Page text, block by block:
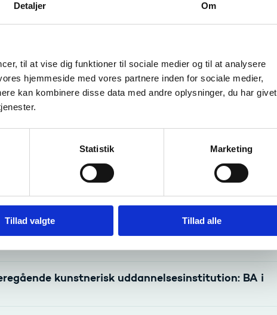
Detaljer Om
til at vise dig funktioner til sociale medier og til at analysere
hjemmeside med vores partnere inden for sociale medier,
kan kombinere disse data med andre oplysninger, du har givet
Statistik Marketing
Tillad valgte Tillad alle
fører til niveau 6
du oplysninger om de enkelte uddannelser:
(hvoraf nogle fører til niveau 6)
(hvoraf nogle fører til niveau 6)
på niveau 6
kunstnerisk uddannelsesinstitution: BA i